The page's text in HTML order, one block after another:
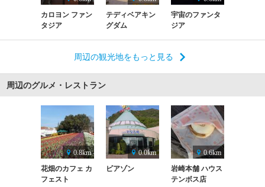
カロヨン ファン
タジア
テディベアキン
グダム
宇宙のファンタ
ジア
周辺の観光地をもっと見る
周辺のグルメ・レストラン
0.8km
花畑のカフェ カ
フェスト
0.0km
ビアゾン
0.6km
岩崎本舗 ハウス
テンボス店